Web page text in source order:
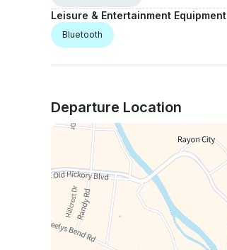
Leisure & Entertainment Equipment
Bluetooth
Departure Location